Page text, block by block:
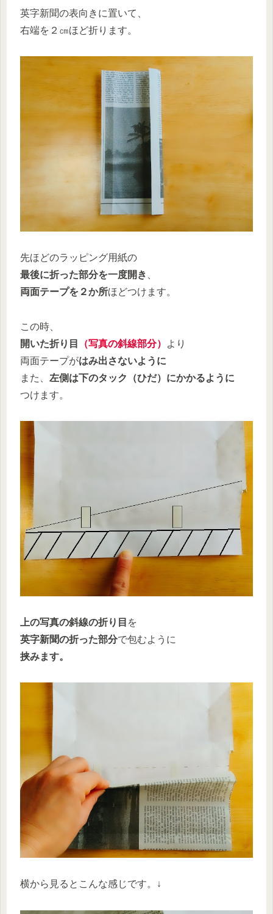
英字新聞の表向きに置いて、
右端を２㎝ほど折ります。
先ほどのラッピング用紙の
最後に折った部分を一度開き
両面テープを２か所ほどつけます。
この時、
開いた折り目
（写真の斜線部分）
より
両面テープがはみ出さないように
また、 左側は下のタック（ひだ）にかかるように
つけます。
上の写真の斜線の折り目 を
英字新聞の折った部分で包むように
挟みます。
横から見るとこんな感じです。↓